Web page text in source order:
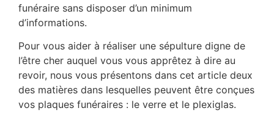
funéraire sans disposer d’un minimum
d’informations.
Pour vous aider à réaliser une sépulture digne de
l’être cher auquel vous vous apprêtez à dire au
revoir, nous vous présentons dans cet article deux
des matières dans lesquelles peuvent être conçues
vos plaques funéraires : le verre et le plexiglas.